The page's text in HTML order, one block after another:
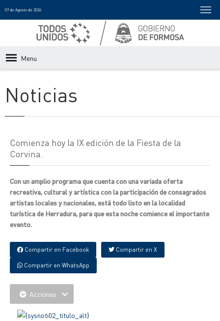
07 de Agosto de 2026
Menu
Noticias
Comienza hoy la IX edición de la Fiesta de la
Corvina.
Con un amplio programa que cuenta con una variada oferta
recreativa, cultural y artística con la participación de consagrados
artistas locales y nacionales, está todo listo en la localidad
turística de Herradura, para que esta noche comience el importante
evento.
Compartir en Facebook Compartir en X
Compartir en WhatsApp
Acciones